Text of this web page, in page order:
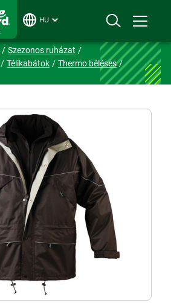
HU
Szezonos ruházat
Télikabátok
Thermo béléses